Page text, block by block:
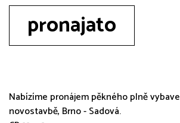
pronajato
Nabízíme pronájem pěkného plně
novostavbě, Brno - Sadová.